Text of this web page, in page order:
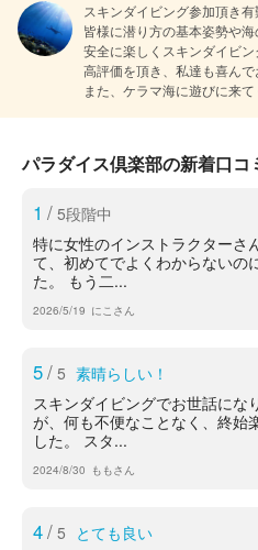
スキンダイビング参加頂き有
皆様に潜り方の基本姿勢や海
安全に楽しくスキンダイビン
高評価を頂き、私達も喜んで
また、ケラマ海に遊びに来て
パラダイス倶楽部の新着口コ
1 / 5段階中
特に女性のインストラクターさ
て、初めてでよくわからないの
た。 もう二...
2026/5/19 にこさん
5/ 5 素晴らしい！
スキンダイビングでお世話にな
が、何も不便なことなく、終始
した。 スタ...
2024/8/30 ももさん
4/ 5 とても良い